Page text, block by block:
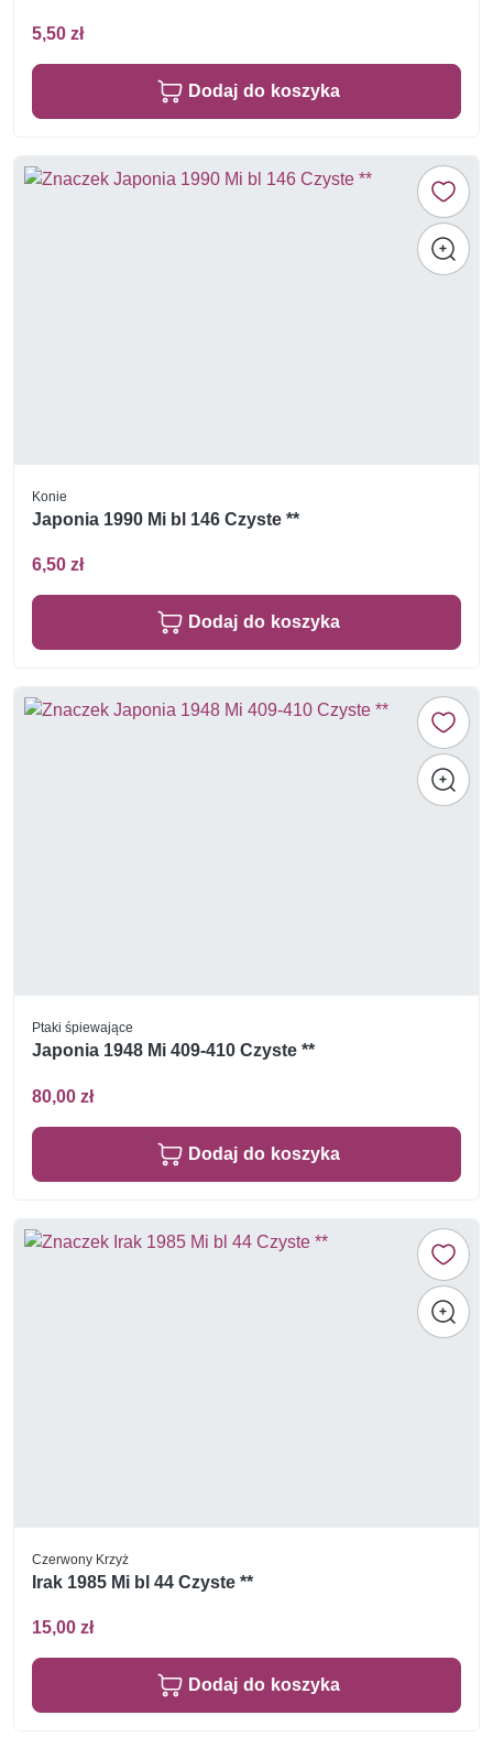
5,50 zł
Dodaj do koszyka
Konie
Japonia 1990 Mi bl 146 Czyste **
6,50 zł
Dodaj do koszyka
Ptaki śpiewające
Japonia 1948 Mi 409-410 Czyste **
80,00 zł
Dodaj do koszyka
Czerwony Krzyż
Irak 1985 Mi bl 44 Czyste **
15,00 zł
Dodaj do koszyka